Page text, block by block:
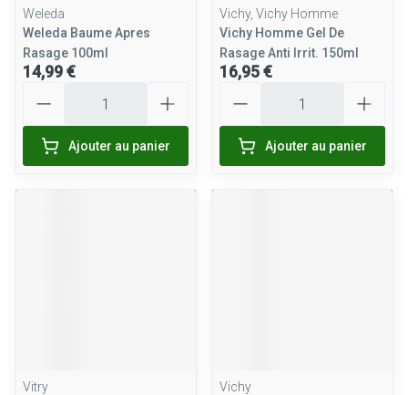
Weleda
Weleda Baume Apres
Rasage 100ml
14,99 €
Ajouter au panier
Vichy, Vichy Homme
Vichy Homme Gel De
Rasage Anti Irrit. 150ml
16,95 €
Ajouter au panier
Vitry
Vichy